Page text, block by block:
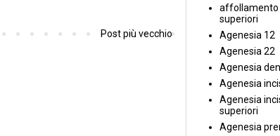
Post più vecchio
affollamento
superiori
Agenesia 12
Agenesia 22
Agenesia
Agenesia
Agenesia
superiori
Agenesia